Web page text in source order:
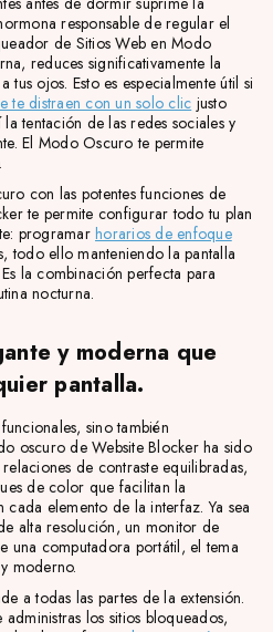
responsable de regular el
de Sitios Web en Modo
reduces significativamente la
ojos. Esto es especialmente útil si
te distraen con un solo clic justo
tentación de las redes sociales y
El Modo Oscuro te permite
con las potentes funciones de
te permite configurar todo tu plan
programar horarios de enfoque
todo ello manteniendo la pantalla
la combinación perfecta para
nocturna.
y moderna que
pantalla.
sino también
oscuro de Website Blocker ha sido
de contraste equilibradas,
de color que facilitan la
elemento de la interfaz. Ya sea
alta resolución, un monitor de
una computadora portátil, el tema
moderno.
a todas las partes de la extensión.
los sitios bloqueados,